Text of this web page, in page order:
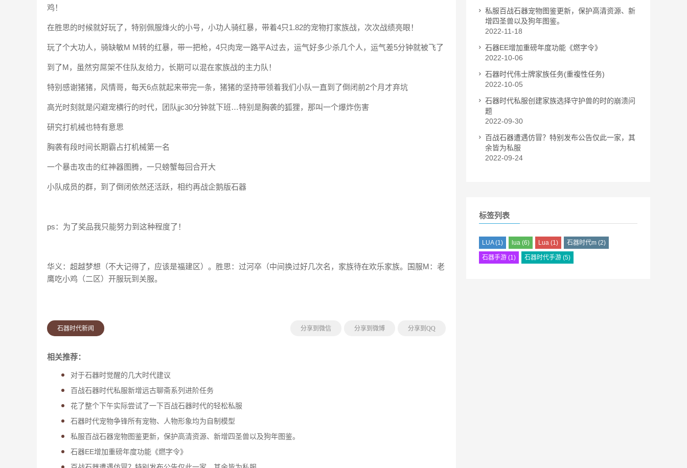
鸡！
在胜思的时候就好玩了，特别佩服烽火的小号，小功人骑红暴，带着4只1.82的宠物打家族战，次次战绩亮眼！
玩了个大功人，骑缺敏M M转的红暴，带一把枪，4只肉宠一路平A过去，运气好多少杀几个人，运气差5分钟就被飞了
到了M，虽然穷屌架不住队友给力，长期可以混在家族战的主力队！
特别感谢猪猪，风情哥，每天6点就起来带完一条，猪猪的坚持带领着我们小队一直到了倒闭前2个月才弃坑
高光时刻就是闪避宠横行的时代，团队jjc30分钟就下班…特别是胸袭的狐狸，那叫一个爆炸伤害
研究打机械也特有意思
胸袭有段时间长期霸占打机械第一名
一个暴击攻击的红神器图腾，一只螃蟹每回合开大
小队成员的群，到了倒闭依然还活跃，相约再战企鹅版石器
ps：为了奖品我只能努力到这种程度了！
华义：超越梦想（不大记得了，应该是福建区）。胜思：过河卒（中间换过好几次名，家族待在欢乐家族。国服M：老
鹰吃小鸡（二区）开服玩到关服。
石器时代新闻 分享到微信 分享到微博 分享到QQ
相关推荐：
对于石器时觉醒的几大时代建议
百战石器时代私服新增远古聊斋系列进阶任务
花了整个下午实际尝试了一下百战石器时代的轻松私服
石器时代宠物争锋所有宠物、人物形象均为自制模型
私服百战石器宠物图鉴更新，保护高清资源、新增四圣兽以及狗年图鉴。
石器EE增加重磅年度功能《燃字令》
私服百战石器宠物图鉴更新，保护高清资源、新
增四圣兽以及狗年图鉴。
2022-11-18
石器EE增加重磅年度功能《燃字令》
2022-10-06
石器时代伟士牌家族任务(重複性任务)
2022-10-05
石器时代私服创建家族选择守护兽的时的崩溃问
题
2022-09-30
百战石器遭遇仿冒？特别发布公告仅此一家，其
余皆为私服
2022-09-24
标签列表
LUA(1) lua (6) Lua (1) 石器时代m (2)
石器手游 (1) 石器时代手游 (5)